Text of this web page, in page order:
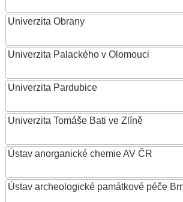
Univerzita Obrany
Univerzita Palackého v Olomouci
Univerzita Pardubice
Univerzita Tomáše Bati ve Zlíně
Ústav anorganické chemie AV ČR
Ústav archeologické památkové péče